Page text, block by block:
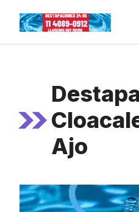
content
Ajo